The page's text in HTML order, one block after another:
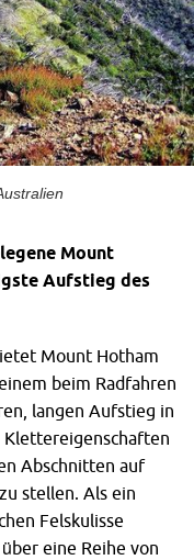
Mount
Aufstieg des
Mount Hotham
beim Radfahren
langen Aufstieg in
Abschnitten auf
stellen. Als ein
Felskulisse
eine Reihe von